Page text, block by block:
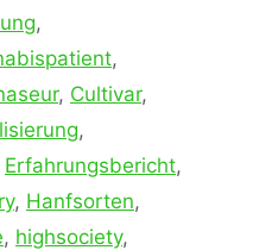
,
,
, Cultivar,
,
Erfahrungsbericht,
, Hanfsorten,
, highsociety,